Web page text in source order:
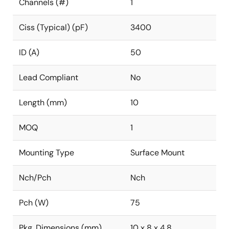
Channels (#) 1
Ciss (Typical) (pF) 3400
ID (A) 50
Lead Compliant No
Length (mm) 10
MOQ 1
Mounting Type Surface Mount
Nch/Pch Nch
Pch (W) 75